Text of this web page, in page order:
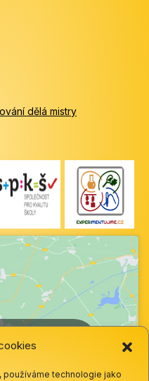
technologie jako
dělá mistry
obsah